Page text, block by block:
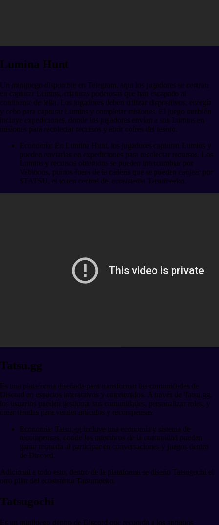
Lumina Hunt
Un minijuego disponible en Telegram, aqui los jugadores se centran
en capturar Lumins, criaturas poderosas que han escapado al
continente de Ielia. Los jugadores deben utilizar dispositivos, energía
y cebo para capturar Lumins y completar misiones. El juego también
incluye expediciones, donde los jugadores envían a sus Lumins en
misiones para recolectar recursos y abrir cofres del tesoro.
Economía: En Lumina Hunt, los jugadores capturan Lumins y
pueden enviarlos en expediciones para recolectar recursos. Los
Lumins y recursos obtenidos se pueden intercambiar por
Vabloons, puntos fuera de la cadena que se pueden canjear por
$TATSU, el token central del ecosistema Tatsumeeko.
Tatsu.gg
Es una plataforma diseñada para transformar las comunidades de
Discord en espacios interactivos y entretenidos. A través de Tatsu.gg,
los usuarios pueden gestionar sus comunidades, personalizar roles, y
crear tiendas para vender artículos y recompensas.
Economia: Tatsu.gg incluye una economía y sistema de
recompensas, donde los miembros de la comunidad pueden
ganar moneda al participar en conversaciones y juegos dentro
de Discord.
Adicional a todo esto, dentro de la plataforma se diseño Tatsugochi el
otro pilar del ecosistema Tatsumeeko.
Tatsugochi
Es un minijuego dentro de Discord que recuerda a los antiguos